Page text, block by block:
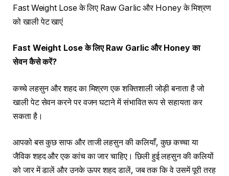
Fast Weight Lose के लिए Raw Garlic और Honey के मिश्रण
को खाली पेट खाएं
Fast Weight Loseके लिए Raw Garlicऔर Honeyका
सेवन कैसे करें?
कच्चे लहसुन और शहद का मिश्रण एक शक्तिशाली जोड़ी बनाता है जो
खाली पेट सेवन करने पर वजन घटाने में संभावित रूप से सहायता कर
सकता है।
आपको बस कुछ साफ और ताजी लहसुन की कलियाँ, कुछ कच्चा या
जैविक शहद और एक कांच का जार चाहिए। छिली हुई लहसुन की कलियों
को जार में डालें और उनके ऊपर शहद डालें, जब तक कि वे उसमें पूरी तरह